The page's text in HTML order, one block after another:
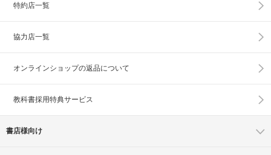
特約店一覧
協力店一覧
オンラインショップの返品について
教科書採用特典サービス
書店様向け